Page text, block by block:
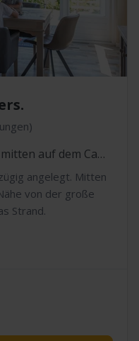
)
Ein gemütliches Ferienhaus mitten auf dem Campingplatz
angelegt. Mitten
von der große
Strand.